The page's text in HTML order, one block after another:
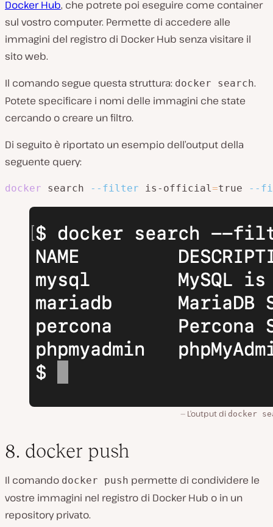
Docker Hub, che potrete poi eseguire come container
sul vostro computer. Permette di accedere alle
immagini del registro di Docker Hub senza visitare il
sito web.
Il comando segue questa struttura: docker search.
Potete specificare i nomi delle immagini che state
cercando o creare un filtro.
Di seguito è riportato un esempio dell’output della
seguente query:
docker search --filter is-official =true --
L’output di docker
8. docker push
Il comando docker push permette di condividere le
vostre immagini nel registro di Docker Hub o in un
repository privato.